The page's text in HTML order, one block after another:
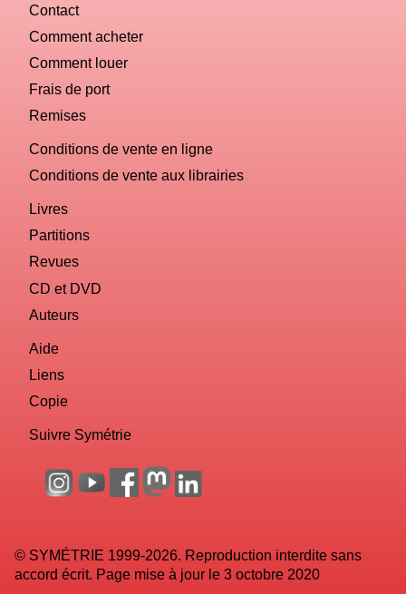
Contact
Comment acheter
Comment louer
Frais de port
Remises
Conditions de vente en ligne
Conditions de vente aux librairies
Livres
Partitions
Revues
CD et DVD
Auteurs
Aide
Liens
Copie
Suivre Symétrie
© SYMÉTRIE 1999-2026. Reproduction interdite sans
accord écrit. Page mise à jour le 3 octobre 2020